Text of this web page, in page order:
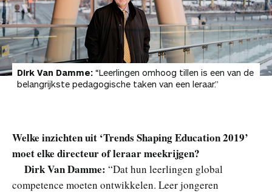
Dirk Van Damme: “Leerlingen omhoog tillen is een van de
belangrijkste pedagogische taken van een leraar.”
Welke inzichten uit ‘Trends Shaping Education 2019’
moet elke directeur of leraar meekrijgen?
Dirk Van Damme: “Dat hun leerlingen global
competence moeten ontwikkelen. Leer jongeren